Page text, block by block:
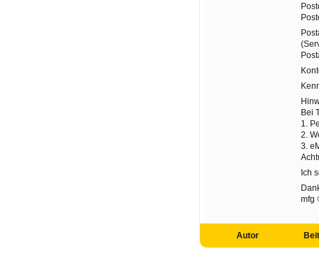
Bei
1.
2.
3.
Ich
mfg
Autor